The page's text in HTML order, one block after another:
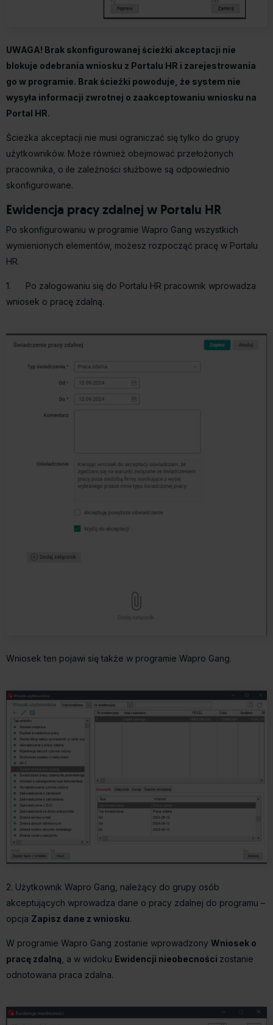
UWAGA! Brak skonfigurowanej ścieżki akceptacji nie
blokuje odebrania wniosku z Portalu HR i zarejestrowania
go w programie. Brak ścieżki powoduje, że system nie
wysyła informacji zwrotnej o zaakceptowaniu wniosku na
Portal HR.
Ścieżka akceptacji nie musi ograniczać się tylko do grupy
użytkowników. Może również obejmować przełożonych
pracownika, o ile zależności służbowe są odpowiednio
skonfigurowane.
Ewidencja pracy zdalnej w Portalu HR
Po skonfigurowaniu w programie Wapro Gang wszystkich
wymienionych elementów, możesz rozpocząć pracę w Portalu
HR.
1. Po zalogowaniu się do Portalu HR pracownik wprowadza
wniosek o pracę zdalną.
Wniosek ten pojawi się także w programie Wapro Gang.
2. Użytkownik Wapro Gang, należący do grupy osób
akceptujących wprowadza dane o pracy zdalnej do programu –
opcja Zapisz dane z wniosku.
W programie Wapro Gang zostanie wprowadzony Wniosek o
pracę zdalną , a w widoku Ewidencji nieobecności zostanie
odnotowana praca zdalna.